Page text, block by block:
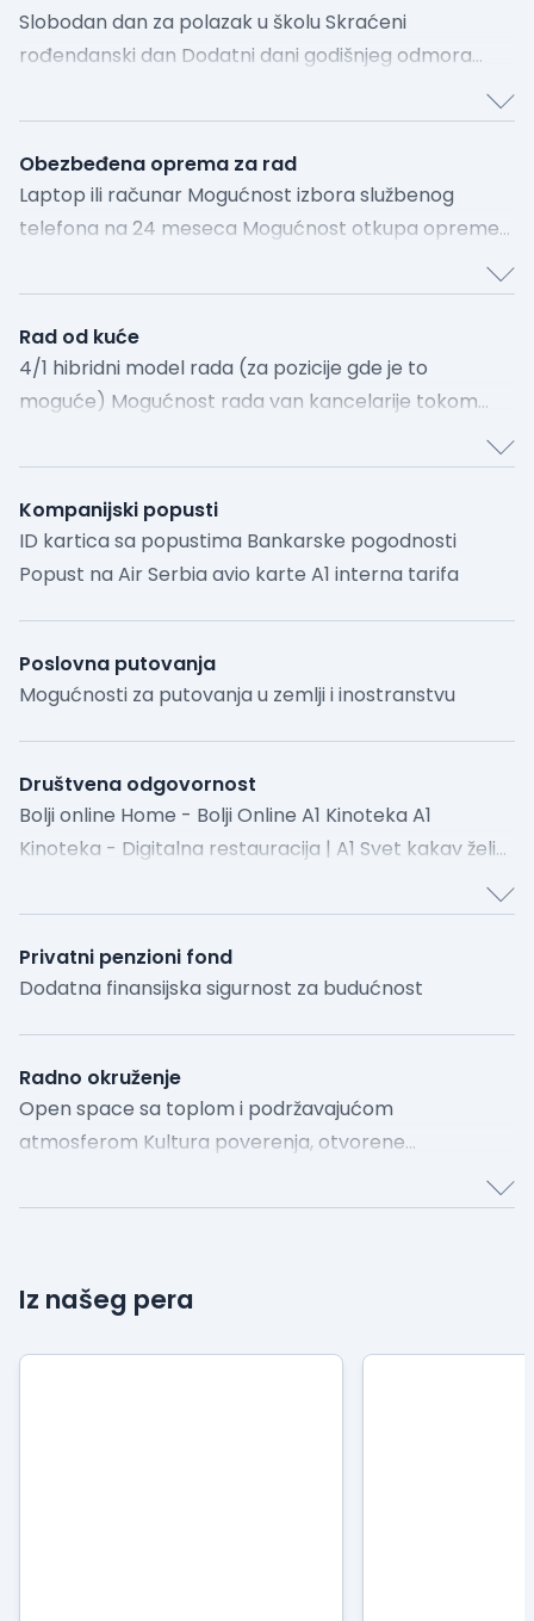
Pridruži nam se. Jer od tebe počinje.
Slobodan dan za polazak u školu Skraćeni
rođendanski dan Dodatni dani godišnjeg odmora
člana porodice
Obezbeđena oprema za rad
Laptop ili računar Mogućnost izbora službenog
telefona na 24 meseca Mogućnost otkupa opreme
Rad od kuće
4/1 hibridni model rada (za pozicije gde je to
moguće) Mogućnost rada van kancelarije tokom
Kompanijski popusti
ID kartica sa popustima Bankarske pogodnosti
Popust na Air Serbia avio karte A1 interna tarifa
Poslovna putovanja
Mogućnosti za putovanja u zemlji i inostranstvu
Društvena odgovornost
Bolji online Home - Bolji Online A1 Kinoteka A1
Kinoteka - Digitalna restauracija | A1 Svet kakav želiš
Privatni penzioni fond
Dodatna finansijska sigurnost za budućnost
Radno okruženje
Open space sa toplom i podržavajućom
atmosferom Kultura poverenja, otvorene
Iz našeg pera